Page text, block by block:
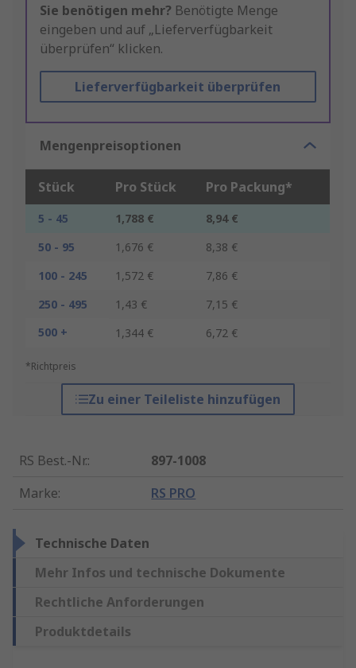
Sie benötigen mehr? Benötigte Menge
eingeben und auf „Lieferverfügbarkeit
überprüfen“ klicken.
Lieferverfügbarkeit überprüfen
Mengenpreisoptionen
Stück Pro Stück Pro Packung*
5 - 45 1,788 €
8,94 €
50 - 95
1,676 €
8,38 €
100 - 245
1,572 €
7,86 €
250 - 495
1,43 €
7,15 €
500 +
1,344 € 6,72 €
*Richtpreis
Zu einer Teileliste hinzufügen
RS Best.-Nr.:
897-1008
Marke: RS PRO
Technische Daten
Mehr Infos und technische Dokumente
Rechtliche Anforderungen
Produktdetails